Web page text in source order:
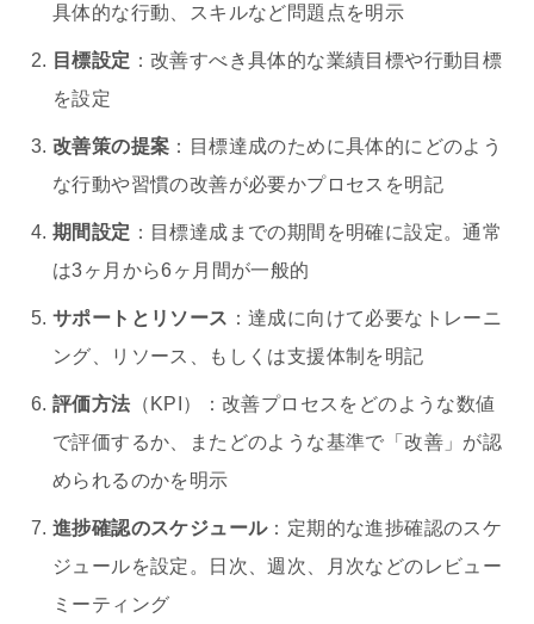
具体的な行動、スキルなど問題点を明示
目標設定 ：改善すべき具体的な業績目標や行動目標
を設定
改善策の提案 ：目標達成のために具体的にどのよう
な行動や習慣の改善が必要かプロセスを明記
期間設定 ：目標達成までの期間を明確に設定。通常
は3ヶ月から6ヶ月間が一般的
サポートとリソース ：達成に向けて必要なトレーニ
ング、リソース、もしくは支援体制を明記
評価方法 （KPI）：改善プロセスをどのような数値
で評価するか、またどのような基準で「改善」が認
められるのかを明示
進捗確認のスケジュール：定期的な進捗確認のスケ
ジュールを設定。日次、週次、月次などのレビュー
ミーティング